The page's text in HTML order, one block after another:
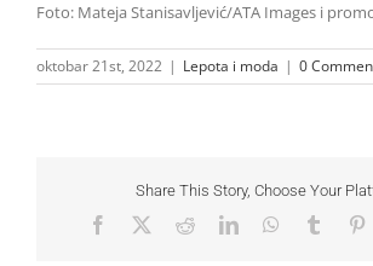
Foto: Mateja Stanisavljević/ATA Images i
oktobar 21st, 2022 | Lepota i moda | 0
Share This Story, Choose Your
Facebook RedditLinkedInWhatsApp
Tumblr